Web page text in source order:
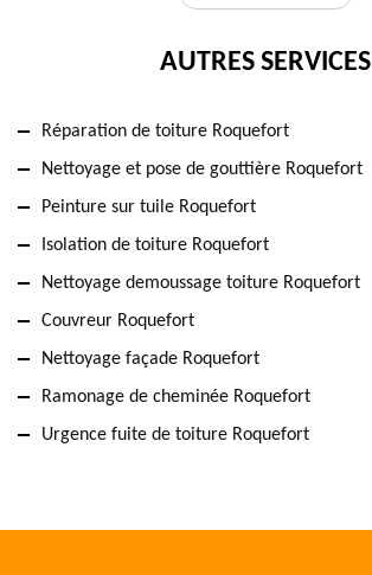
AUTRES SERVICES
Réparation de toiture Roquefort
Nettoyage et pose de gouttière Roquefort
Peinture sur tuile Roquefort
Isolation de toiture Roquefort
Nettoyage demoussage toiture Roquefort
Couvreur Roquefort
Nettoyage façade Roquefort
Ramonage de cheminée Roquefort
Urgence fuite de toiture Roquefort